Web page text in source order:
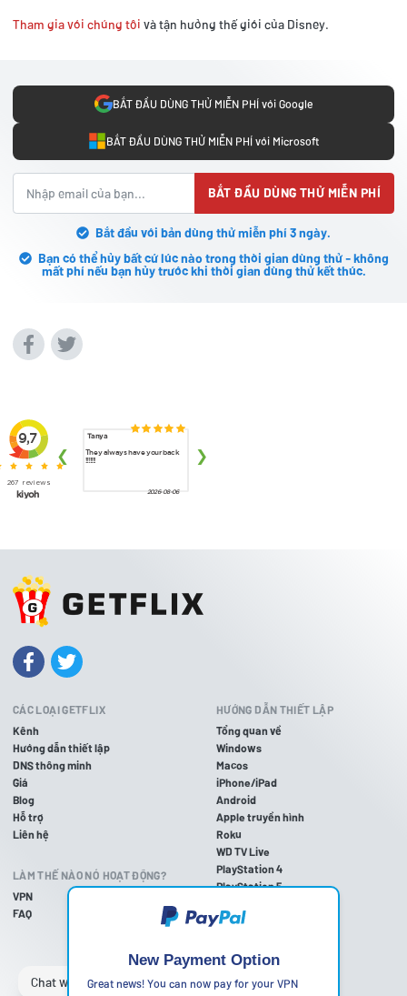
Tham gia với chúng tôi và tận hưởng thế giới của Disney.
BẮT ĐẦU DÙNG THỬ MIỄN PHÍ với Google
BẮT ĐẦU DÙNG THỬ MIỄN PHÍ với Microsoft
BẮT ĐẦU DÙNG THỬ MIỄN PHÍ
Bắt đầu với bản dùng thử miễn phí 3 ngày.
Bạn có thể hủy bất cứ lúc nào trong thời gian dùng thử - không
mất phí nếu bạn hủy trước khi thời gian dùng thử kết thúc.
CÁC LOẠI GETFLIX
Kênh
Hướng dẫn thiết lập
DNS thông minh
Giá
Blog
Hỗ trợ
Liên hệ
LÀM THẾ NÀO NÓ HOẠT ĐỘNG?
VPN
FAQ
HƯỚNG DẪN THIẾT LẬP
Tổng quan về
Windows
Macos
iPhone/iPad
Android
Apple truyền hình
Roku
WD TV Live
PlayStation 4
PlayStation 5
Xbox một
Nintendo Wii U
Nintendo Wii
New Payment Option
Great news! You can now pay for your VPN